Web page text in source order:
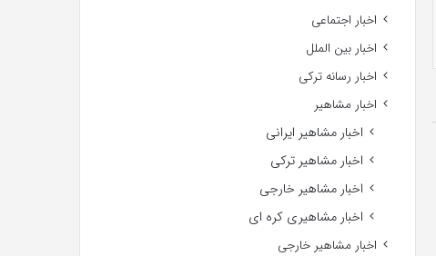
اخبار اجتماعی
اخبار بین الملل
اخبار رسانه ترکی
اخبار مشاهیر
اخبار مشاهیر ایرانی
اخبار مشاهیر ترکی
اخبار مشاهیر خارجی
اخبار مشاهیری کره ای
اخبار مشاهیر خارجی